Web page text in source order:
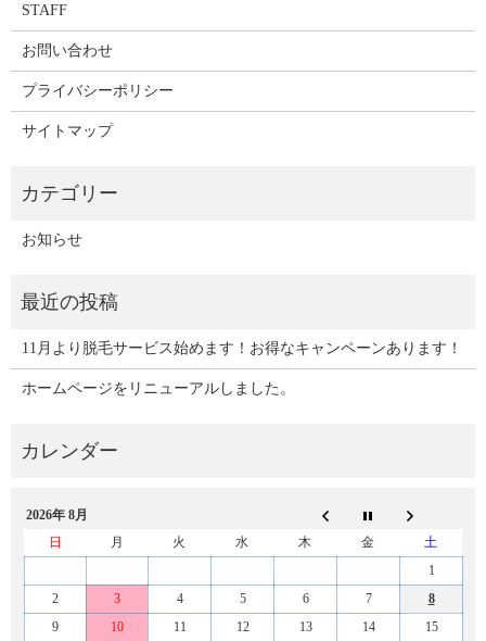
STAFF
お問い合わせ
プライバシーポリシー
サイトマップ
お知らせ
11月より脱毛サービス始めます！お得なキャンペーンあります！
ホームページをリニューアルしました。
2026年 8月
日
月 火 水 木 金
土
1
2
3 4 5 6 7
8
9
10 11 12 13 14 15